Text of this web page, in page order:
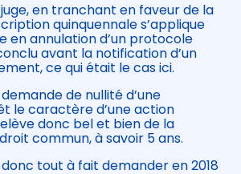
en tranchant en faveur de la
quinquennale s’applique
en annulation d’un protocole
avant la notification d’un
ce qui était le cas ici.
de nullité d’une
le caractère d’une action
donc bel et bien de la
commun, à savoir 5 ans.
tout à fait demander en 2018